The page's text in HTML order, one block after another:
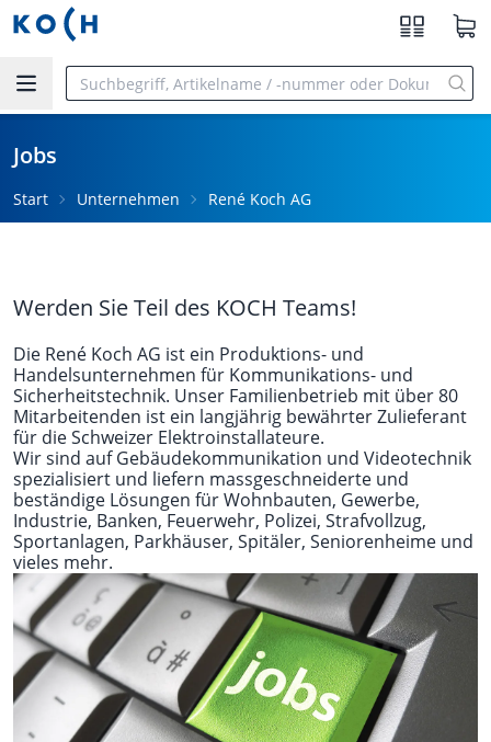
Zum Hauptinhalt springen
Jobs
Start Unternehmen René Koch AG
Werden Sie Teil des KOCH Teams!
Die René Koch AG ist ein Produktions- und
Handelsunternehmen für Kommunikations- und
Sicherheitstechnik. Unser Familienbetrieb mit über 80
Mitarbeitenden ist ein langjährig bewährter Zulieferant
für die Schweizer Elektroinstallateure.
Wir sind auf Gebäudekommunikation und Videotechnik
spezialisiert und liefern massgeschneiderte und
beständige Lösungen für Wohnbauten, Gewerbe,
Industrie, Banken, Feuerwehr, Polizei, Strafvollzug,
Sportanlagen, Parkhäuser, Spitäler, Seniorenheime und
vieles mehr.